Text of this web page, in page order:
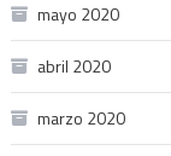
mayo 2020
abril 2020
marzo 2020